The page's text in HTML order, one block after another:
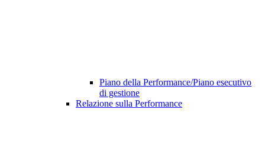
Piano della Performance/Piano esecutivo
di gestione
Relazione sulla Performance